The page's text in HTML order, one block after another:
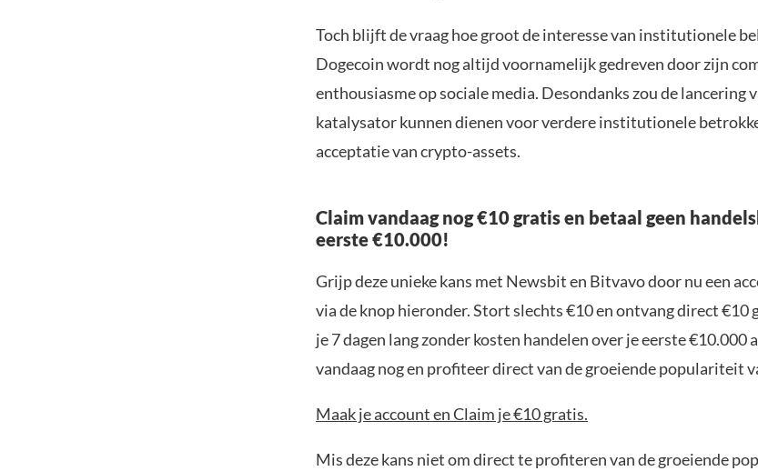
Toch blijft de vraag hoe groot de interesse van institutionele
Dogecoin wordt nog altijd voornamelijk gedreven door zijn
enthousiasme op sociale media. Desondanks zou de lancering
katalysator kunnen dienen voor verdere institutionele
acceptatie van crypto-assets.
Claim vandaag nog €10 gratis en betaal geen
eerste €10.000!
Grijp deze unieke kans met Newsbit en Bitvavo door nu een
via de knop hieronder. Stort slechts €10 en ontvang direct €10
je 7 dagen lang zonder kosten handelen over je eerste €10.000
vandaag nog en profiteer direct van de groeiende populariteit
Maak je account en Claim je €10 gratis.
Mis deze kans niet om direct te profiteren van de groeiende